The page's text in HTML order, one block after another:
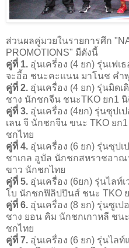
ส่วนผลคู่มวยในรายการศึก
PROMOTIONS" มีดังนี้
คู่ที่ 1. อุ่นเครี่อง (4 ยก) รุ่นเฟ
จะอี้อ ชนะคะแนน มาโนช คำ
คู่ที่ 2. อุ่นเครื่อง (4 ยก) รุ่นมิดเ
ชาง นักชกจีน ชนะTKO ยก1
คู่ที่ 3. อุ่นเครื่อง (4ยก) รุ่นซุปเ
เลน จี นักชกจีน ขนะ TKO ย
ชกไทย
คู่ที่ 4. อุ่นเครื่อง (6 ยก) รุ่นซุปเ
ชาเกล อูบัล นักชกสหราชอาณ
ขาว นักชกไทย
คู่ที่ 5. อุ่นเครื่อง (6ยก) รุ่นไลท์
โบ นักชกฟิลิปปินส์ ชนะ TKO
คู่ที่ 6. อุ่นเครื่อง (8 ยก) รุ่นซูเป
ชาง ยอน คิม นักชกเกาหลี ชน
ชกไทย
คู่ที่ 7. อุ่นเครื่อง (6 ยก) รุ่นไล